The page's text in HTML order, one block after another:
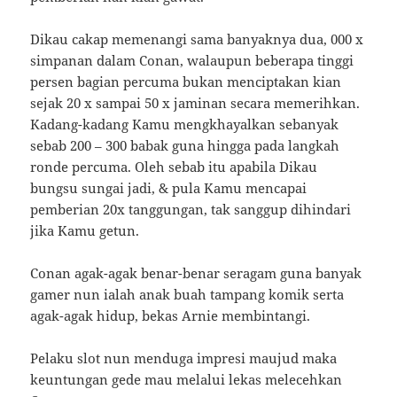
Dikau cakap memenangi sama banyaknya dua, 000 x
simpanan dalam Conan, walaupun beberapa tinggi
persen bagian percuma bukan menciptakan kian
sejak 20 x sampai 50 x jaminan secara memerihkan.
Kadang-kadang Kamu mengkhayalkan sebanyak
sebab 200 – 300 babak guna hingga pada langkah
ronde percuma. Oleh sebab itu apabila Dikau
bungsu sungai jadi, & pula Kamu mencapai
pemberian 20x tanggungan, tak sanggup dihindari
jika Kamu getun.
Conan agak-agak benar-benar seragam guna banyak
gamer nun ialah anak buah tampang komik serta
agak-agak hidup, bekas Arnie membintangi.
Pelaku slot nun menduga impresi maujud maka
keuntungan gede mau melalui lekas melecehkan